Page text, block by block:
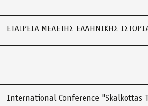
ΕΤΑΙΡΕΙΑ ΜΕΛΕΤΗΣ ΕΛΛΗΝΙΚΗΣ
International Conference "Skalkottas